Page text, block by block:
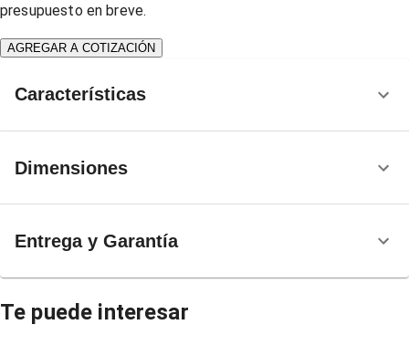
presupuesto en breve.
AGREGAR A COTIZACIÓN
Características
Dimensiones
Entrega y Garantía
Te puede interesar